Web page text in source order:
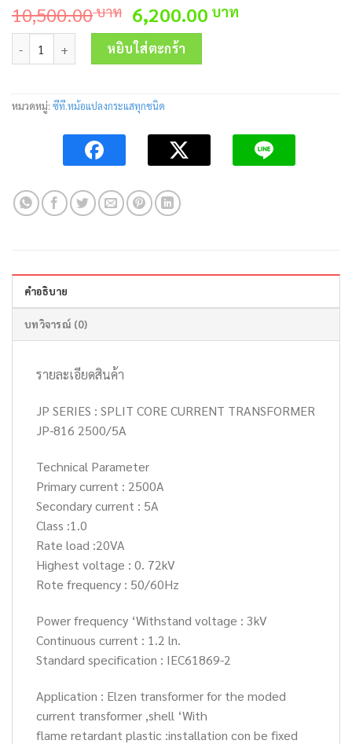
10,500.00บาท Original
price
was:
10,500.00 บาท.
6,200.00 บาท
จำนวน SPLIT CORE CURRENT TRANSFORMER JP-816 2500/5A
หยิบใส่ตะกร้า
หมวดหมู่: ซีที.หม้อแปลงกระแสทุกชนิด
คำอธิบาย
บทวิจารณ์ (0)
รายละเอียดสินค้า
JP SERIES : SPLIT CORE CURRENT TRANSFORMER
JP-816 2500/5A
Technical Parameter
Primary current : 2500A
Secondary current : 5A
Class :1.0
Rate load :20VA
Highest voltage : 0. 72kV
Rote frequency : 50/60Hz
Power frequency ‘Withstand voltage : 3kV
Continuous current : 1.2 ln.
Standard specification : IEC61869-2
Application : Elzen transformer for the moded
current transformer ,shell ‘With
flame retardant plastic :installation con be fixed